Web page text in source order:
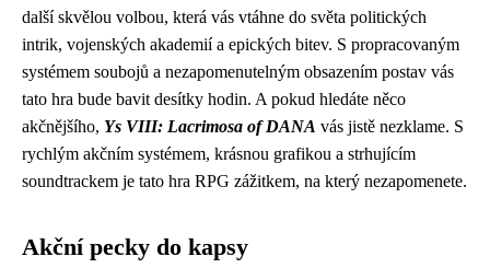
další skvělou volbou, která vás vtáhne do světa politických
intrik, vojenských akademií a epických bitev. S propracovaným
systémem soubojů a nezapomenutelným obsazením postav vás
tato hra bude bavit desítky hodin. A pokud hledáte něco
akčnějšího, Ys VIII: Lacrimosa of DANA vás jistě nezklame. S
rychlým akčním systémem, krásnou grafikou a strhujícím
soundtrackem je tato hra RPG zážitkem, na který nezapomenete.
Akční pecky do kapsy